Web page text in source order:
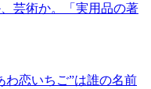
芸術か。「実用品の著
わ恋いちご”は誰の名前